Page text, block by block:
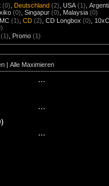
(0) Deutschland (2) ,USA (1) ,
(0) ,Singapur (0) Malaysia (0)
MC (1) ,CD (2) ,CD Longbox (0)
(1) Promo (1)
|Alle Maximieren
···
···
···